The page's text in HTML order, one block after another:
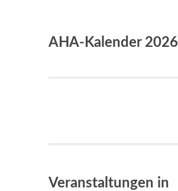
AHA-Kalender 2026
Veranstaltungen in